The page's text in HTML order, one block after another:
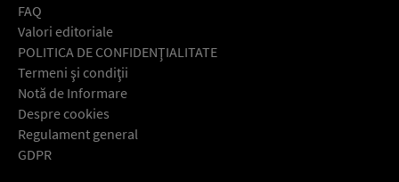
FAQ
Valori editoriale
POLITICA DE CONFIDENŢIALITATE
Termeni şi condiţii
Notă de Informare
Despre cookies
Regulament general
GDPR